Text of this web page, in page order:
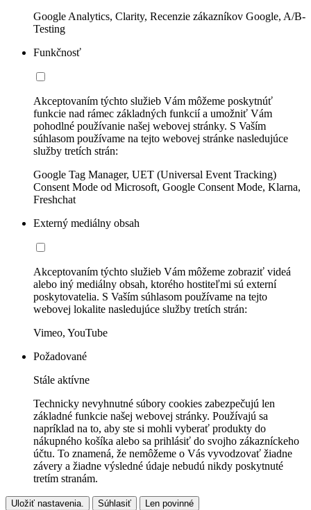
Google Analytics, Clarity, Recenzie zákazníkov Google, A/B-
Testing
Funkčnosť
Akceptovaním týchto služieb Vám môžeme poskytnúť
funkcie nad rámec základných funkcií a umožniť Vám
pohodlné používanie našej webovej stránky. S Vaším
súhlasom používame na tejto webovej stránke nasledujúce
služby tretích strán:
Google Tag Manager, UET (Universal Event Tracking)
Consent Mode od Microsoft, Google Consent Mode, Klarna,
Freshchat
Externý mediálny obsah
Akceptovaním týchto služieb Vám môžeme zobraziť videá
alebo iný mediálny obsah, ktorého hostiteľmi sú externí
poskytovatelia. S Vaším súhlasom používame na tejto
webovej lokalite nasledujúce služby tretích strán:
Vimeo, YouTube
Požadované
Stále aktívne
Technicky nevyhnutné súbory cookies zabezpečujú len
základné funkcie našej webovej stránky. Používajú sa
napríklad na to, aby ste si mohli vyberať produkty do
nákupného košíka alebo sa prihlásiť do svojho zákazníckeho
účtu. To znamená, že nemôžeme o Vás vyvodzovať žiadne
závery a žiadne výsledné údaje nebudú nikdy poskytnuté
tretím stranám.
Uložiť nastavenia. Súhlasiť Len povinné